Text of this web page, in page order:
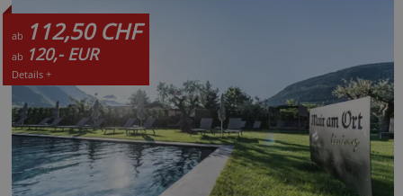
ab 112,50 CHF
ab 120,- EUR
Details +